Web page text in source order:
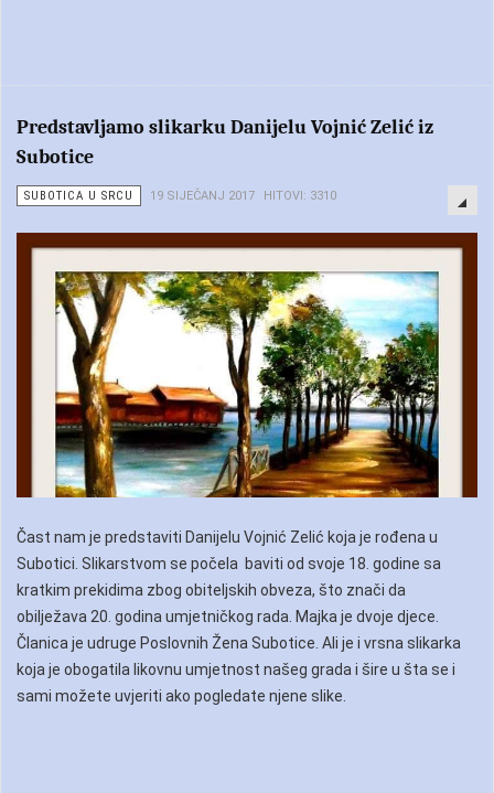
Predstavljamo slikarku Danijelu Vojnić Zelić iz
Subotice
SUBOTICA U SRCU 19 SIJEČANJ 2017 HITOVI: 3310
Čast nam je predstaviti Danijelu Vojnić Zelić koja je rođena u
Subotici. Slikarstvom se počela baviti od svoje 18. godine sa
kratkim prekidima zbog obiteljskih obveza, što znači da
obilježava 20. godina umjetničkog rada. Majka je dvoje djece.
Članica je udruge Poslovnih Žena Subotice. Ali je i vrsna slikarka
koja je obogatila likovnu umjetnost našeg grada i šire u šta se i
sami možete uvjeriti ako pogledate njene slike.